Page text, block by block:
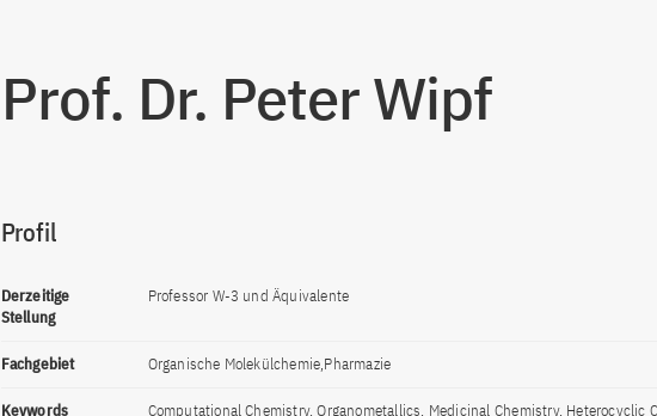
Prof. Dr. Peter Wipf
Profil
Derzeitige
Stellung
Professor W-3 und Äquivalente
Fachgebiet Organische Molekülchemie,Pharmazie
Keywords
Computational Chemistry, Organometallics, Medicinal Chemistry, Heterocyclic